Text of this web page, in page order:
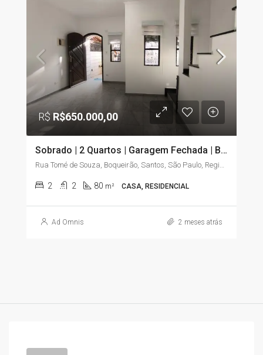
R$R$650.000,00
Sobrado | 2 Quartos | Garagem Fechada | Boqueirão – Santos/SP
Rua Tomé de Souza, Boqueirão, Santos, São Paulo, Região Sudeste, 11045-904, Brasil
2 2 80 m² CASA, RESIDENCIAL
Ad Omnis 2 meses atrás